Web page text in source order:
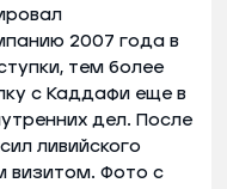
2007 года в
тем более
с Каддафи еще в
дел. После
ливийского
визитом. Фото с